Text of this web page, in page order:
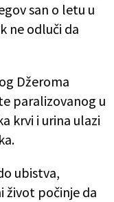
san o letu u
ne odluči da
Džeroma
paralizovanog u
krvi i urina ulazi
ubistva,
život počinje da